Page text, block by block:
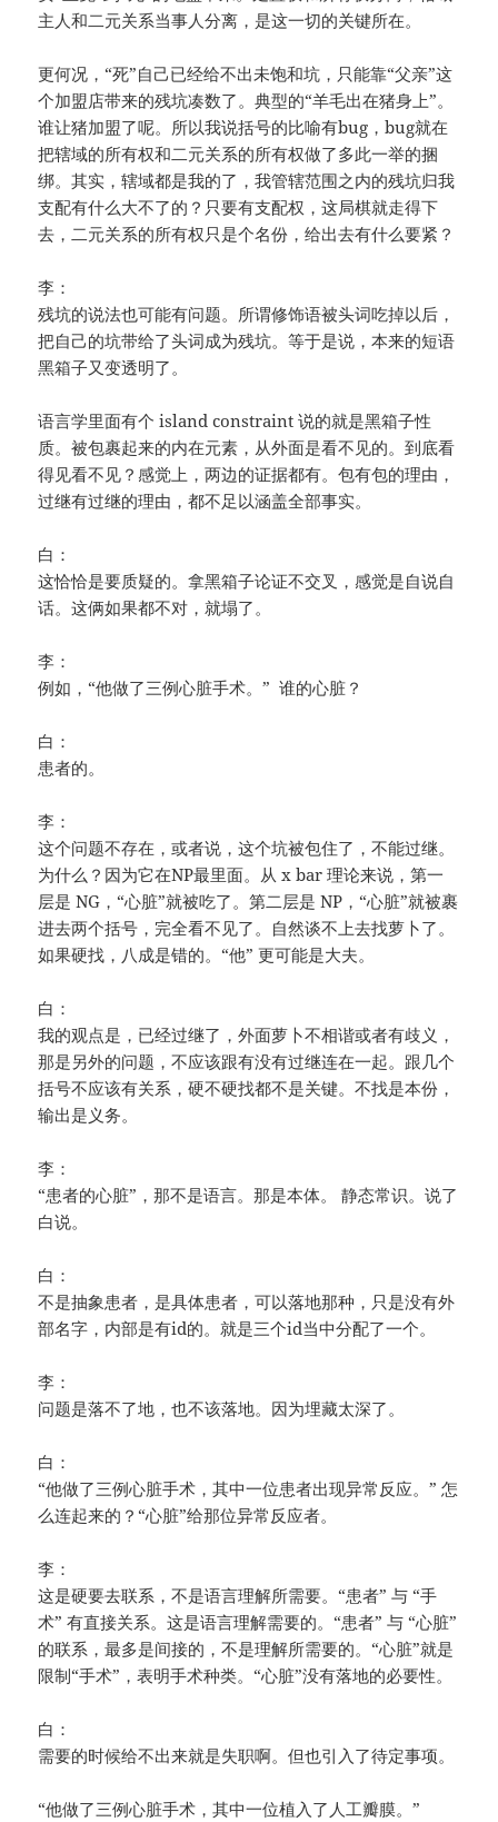
主人和二元关系当事人分离，是这一切的关键所在。
更何况，“死”自己已经给不出未饱和坑，只能靠“父亲”这
个加盟店带来的残坑凑数了。典型的“羊毛出在猪身上”。
谁让猪加盟了呢。所以我说括号的比喻有bug，bug就在
把辖域的所有权和二元关系的所有权做了多此一举的捆
绑。其实，辖域都是我的了，我管辖范围之内的残坑归我
支配有什么大不了的？只要有支配权，这局棋就走得下
去，二元关系的所有权只是个名份，给出去有什么要紧？
李：
残坑的说法也可能有问题。所谓修饰语被头词吃掉以后，
把自己的坑带给了头词成为残坑。等于是说，本来的短语
黑箱子又变透明了。
语言学里面有个 island constraint 说的就是黑箱子性
质。被包裹起来的内在元素，从外面是看不见的。到底看
得见看不见？感觉上，两边的证据都有。包有包的理由，
过继有过继的理由，都不足以涵盖全部事实。
白：
这恰恰是要质疑的。拿黑箱子论证不交叉，感觉是自说自
话。这俩如果都不对，就塌了。
李：
例如，“他做了三例心脏手术。” 谁的心脏？
白：
患者的。
李：
这个问题不存在，或者说，这个坑被包住了，不能过继。
为什么？因为它在NP最里面。从 x bar 理论来说，第一
层是 NG，“心脏”就被吃了。第二层是 NP，“心脏”就被裹
进去两个括号，完全看不见了。自然谈不上去找萝卜了。
如果硬找，八成是错的。“他” 更可能是大夫。
白：
我的观点是，已经过继了，外面萝卜不相谐或者有歧义，
那是另外的问题，不应该跟有没有过继连在一起。跟几个
括号不应该有关系，硬不硬找都不是关键。不找是本份，
输出是义务。
李：
“患者的心脏”，那不是语言。那是本体。 静态常识。说了
白说。
白：
不是抽象患者，是具体患者，可以落地那种，只是没有外
部名字，内部是有id的。就是三个id当中分配了一个。
李：
问题是落不了地，也不该落地。因为埋藏太深了。
白：
“他做了三例心脏手术，其中一位患者出现异常反应。” 怎
么连起来的？“心脏”给那位异常反应者。
李：
这是硬要去联系，不是语言理解所需要。“患者” 与 “手
术” 有直接关系。这是语言理解需要的。“患者” 与 “心脏”
的联系，最多是间接的，不是理解所需要的。“心脏”就是
限制“手术”，表明手术种类。“心脏”没有落地的必要性。
白：
需要的时候给不出来就是失职啊。但也引入了待定事项。
“他做了三例心脏手术，其中一位植入了人工瓣膜。”